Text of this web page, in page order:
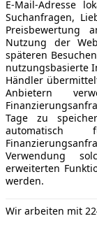
Stabilitäts-
Holder)
Collision-
System:
Intelligent
Airbag vorn
Gurtstraffer
Klimaanlage
verstellbar
Kfz-
Auto
E-Mail-Adresse
Suchanfragen,
Preisbewertung
Nutzung der
späteren
nutzungsbasierte
Händler
Anbietern
Tage zu
Verwendung
erweiterten
werden.
Wir arbeiten mit